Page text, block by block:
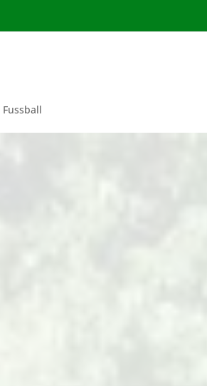
Fussball